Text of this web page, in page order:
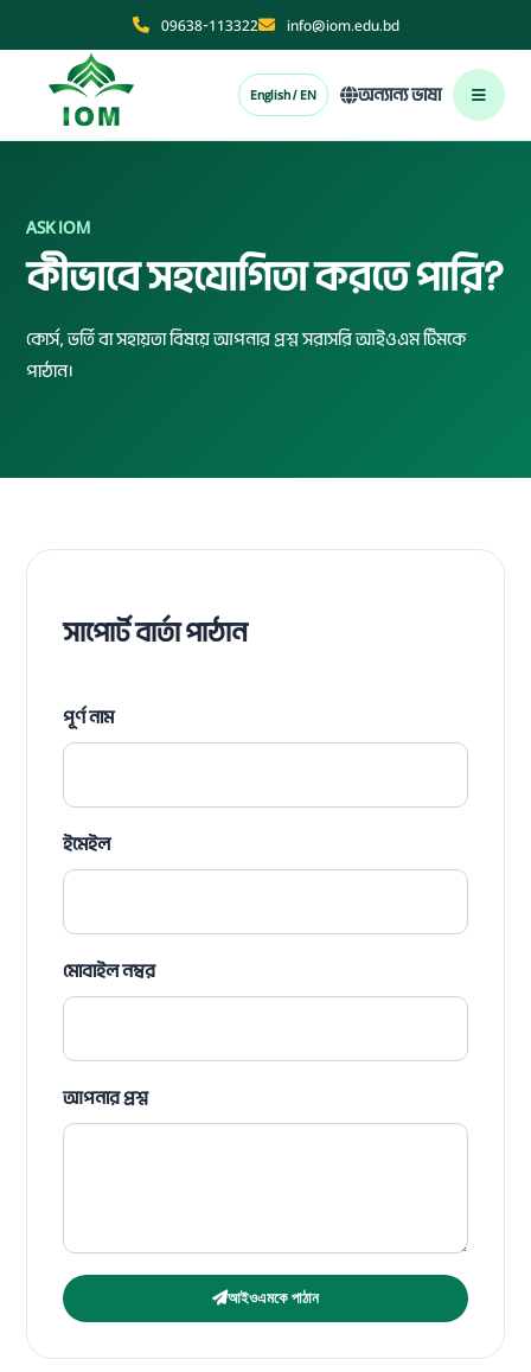
09638-113322 info@iom.edu.bd
English / EN অন্যান্য ভাষা
ASK IOM
কীভাবে সহযোগিতা করতে পারি?
কোর্স, ভর্তি বা সহায়তা বিষয়ে আপনার প্রশ্ন সরাসরি আইওএম টিমকে
পাঠান।
সাপোর্ট বার্তা পাঠান
পূর্ণ নাম
ইমেইল
মোবাইল নম্বর
আপনার প্রশ্ন
আইওএমকে পাঠান